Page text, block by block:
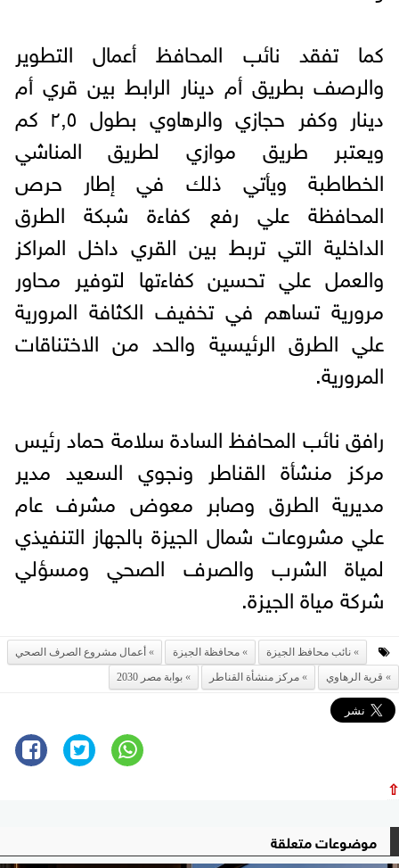
كما تفقد نائب المحافظ أعمال التطوير
والرصف بطريق أم دينار الرابط بين قري أم
دينار وكفر حجازي والرهاوي بطول ٢,٥ كم
ويعتبر طريق موازي لطريق المناشي
الخطاطبة ويأتي ذلك في إطار حرص
المحافظة علي رفع كفاءة شبكة الطرق
الداخلية التي تربط بين القري داخل المراكز
والعمل علي تحسين كفاءتها لتوفير محاور
مرورية تساهم في تخفيف الكثافة المرورية
علي الطرق الرئيسية والحد من الاختناقات
المرورية.
رافق نائب المحافظ السادة سلامة حماد رئيس
مركز منشأة القناطر ونجوي السعيد مدير
مديرية الطرق وصابر معوض مشرف عام
علي مشروعات شمال الجيزة بالجهاز التنفيذي
لمياة الشرب والصرف الصحي ومسؤلي
شركة مياة الجيزة.
نائب محافظ الجيزة محافظة الجيزة
أعمال مشروع الصرف الصحي
قرية الرهاوي
مركز منشأة القناطر بوابة مصر 2030
⇧
موضوعات متعلقة